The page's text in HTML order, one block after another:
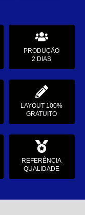
PRODUÇÃO
2 DIAS
LAYOUT 100%
GRATUITO
REFERÊNCIA
QUALIDADE